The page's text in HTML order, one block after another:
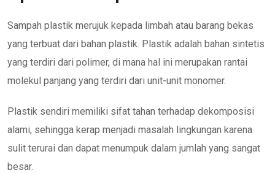
Sampah plastik merujuk kepada limbah atau barang bekas
yang terbuat dari bahan plastik. Plastik adalah bahan sintetis
yang terdiri dari polimer, di mana hal ini merupakan rantai
molekul panjang yang terdiri dari unit-unit monomer.
Plastik sendiri memiliki sifat tahan terhadap dekomposisi
alami, sehingga kerap menjadi masalah lingkungan karena
sulit terurai dan dapat menumpuk dalam jumlah yang sangat
besar.